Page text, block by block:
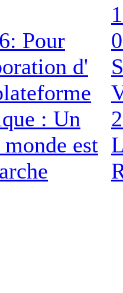
Pour
d'
: Un
est